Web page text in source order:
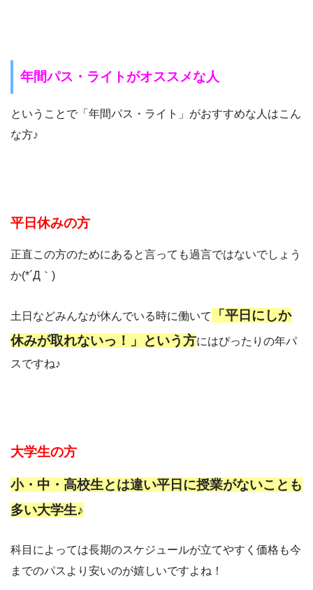
年間パス・ライトがオススメな人
ということで「年間パス・ライト」がおすすめな人はこん
な方♪
平日休みの方
正直この方のためにあると言っても過言ではないでしょう
か(*´Д｀)
土日などみんなが休んでいる時に働いて
「平日にしか
休みが取れないっ！」という方にはぴったりの年パ
スですね♪
大学生の方
小・中・高校生とは違い平日に授業がないことも
多い大学生♪
科目によっては長期のスケジュールが立てやすく価格も今
までのパスより安いのが嬉しいですよね！